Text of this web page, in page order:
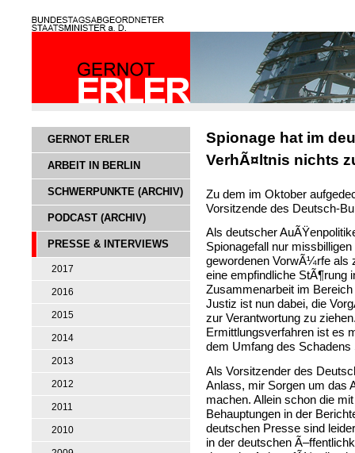
GERNOT ERLER
ARBEIT IN BERLIN
SCHWERPUNKTE (ARCHIV)
PODCAST (ARCHIV)
PRESSE & INTERVIEWS
2017
2016
2015
2014
2013
2012
2011
2010
Spionage hat im
VerhÃ¤ltnis nichts
Zu dem im Oktober
Vorsitzende des Deutsch-
Als deutscher
Spionagefall nur
gewordenen VorwÃ¼rfe als
eine empfindliche StÃ¶rung
Zusammenarbeit im
Justiz ist nun dabei, die
zur Verantwortung zu
Ermittlungsverfahren ist es
dem Umfang des Schadens
Als Vorsitzender des
Anlass, mir Sorgen um das
machen. Allein schon die
Behauptungen in der
deutschen Presse sind
in der deutschen